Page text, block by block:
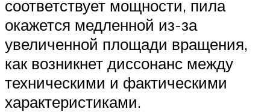
соответствует мощности, пила
окажется медленной из-за
увеличенной площади вращения,
как возникнет диссонанс между
техническими и фактическими
характеристиками.